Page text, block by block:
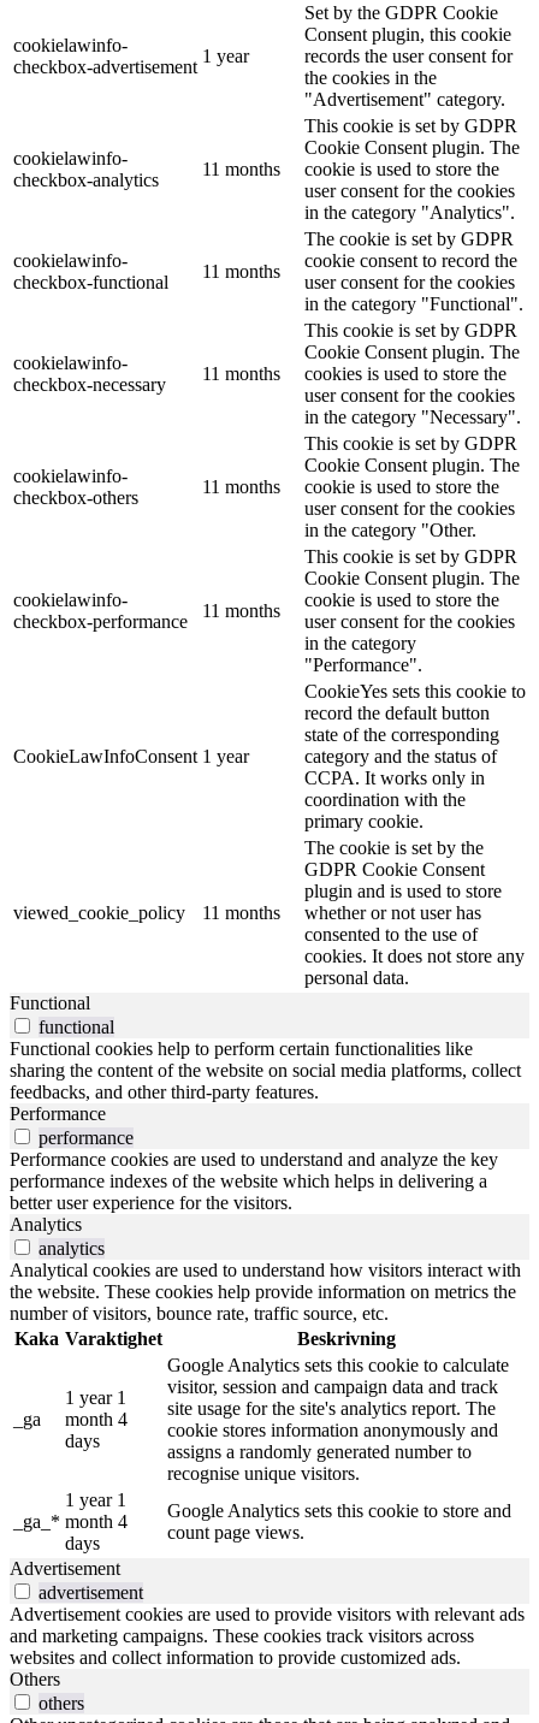
cookielawinfo-
checkbox-advertisement
1 year
Set by the GDPR Cookie
Consent plugin, this cookie
records the user consent for
the cookies in the
"Advertisement" category.
cookielawinfo-
checkbox-analytics
11 months
This cookie is set by GDPR
Cookie Consent plugin. The
cookie is used to store the
user consent for the cookies
in the category "Analytics".
cookielawinfo-
checkbox-functional
11 months
The cookie is set by GDPR
cookie consent to record the
user consent for the cookies
in the category "Functional".
cookielawinfo-
checkbox-necessary
11 months
This cookie is set by GDPR
Cookie Consent plugin. The
cookies is used to store the
user consent for the cookies
in the category "Necessary".
cookielawinfo-
checkbox-others
11 months
This cookie is set by GDPR
Cookie Consent plugin. The
cookie is used to store the
user consent for the cookies
in the category "Other.
cookielawinfo-
checkbox-performance
11 months
This cookie is set by GDPR
Cookie Consent plugin. The
cookie is used to store the
user consent for the cookies
in the category
"Performance".
CookieLawInfoConsent 1 year
CookieYes sets this cookie to
record the default button
state of the corresponding
category and the status of
CCPA. It works only in
coordination with the
primary cookie.
viewed_cookie_policy 11 months
The cookie is set by the
GDPR Cookie Consent
plugin and is used to store
whether or not user has
consented to the use of
cookies. It does not store any
personal data.
Functional
functional
Functional cookies help to perform certain functionalities like
sharing the content of the website on social media platforms, collect
feedbacks, and other third-party features.
Performance
performance
Performance cookies are used to understand and analyze the key
performance indexes of the website which helps in delivering a
better user experience for the visitors.
Analytics
analytics
Analytical cookies are used to understand how visitors interact with
the website. These cookies help provide information on metrics the
number of visitors, bounce rate, traffic source, etc.
Kaka Varaktighet Beskrivning
_ga
1 year 1
month 4
days
Google Analytics sets this cookie to calculate
visitor, session and campaign data and track
site usage for the site's analytics report. The
cookie stores information anonymously and
assigns a randomly generated number to
recognise unique visitors.
_ga_*
1 year 1
month 4
days
Google Analytics sets this cookie to store and
count page views.
Advertisement
advertisement
Advertisement cookies are used to provide visitors with relevant ads
and marketing campaigns. These cookies track visitors across
websites and collect information to provide customized ads.
Others
others